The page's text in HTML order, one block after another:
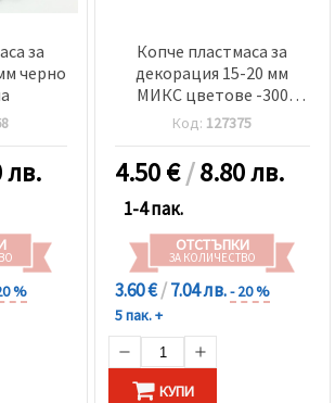
за
черно
лв.
%
Копче пластмаса за
декорация 15-20 мм
МИКС цветове -300
грама
Код: 127375
4.50€/8.80 лв.
1-4 пак.
ОТСТЪПКИ
ЗА КОЛИЧЕСТВО
3.60 €/7.04 лв.- 20 %
5 пак. +
КУПИ